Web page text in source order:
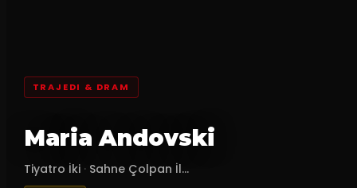
TRAJEDI & DRAM
Maria Andovski
Tiyatro İki · Sahne Çolpan İl...